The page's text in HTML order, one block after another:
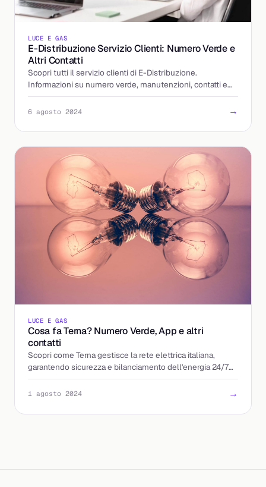
LUCE E GAS
E-Distribuzione Servizio Clienti: Numero Verde e
Altri Contatti
Scopri tutti il servizio clienti di E-Distribuzione.
Informazioni su numero verde, manutenzioni, contatti e
supporto clienti.
6 agosto 2024 →
LUCE E GAS
Cosa fa Terna? Numero Verde, App e altri
contatti
Scopri come Terna gestisce la rete elettrica italiana,
garantendo sicurezza e bilanciamento dell'energia 24/7
con infrastrutture avanzate e interconnessioni int
1 agosto 2024 →